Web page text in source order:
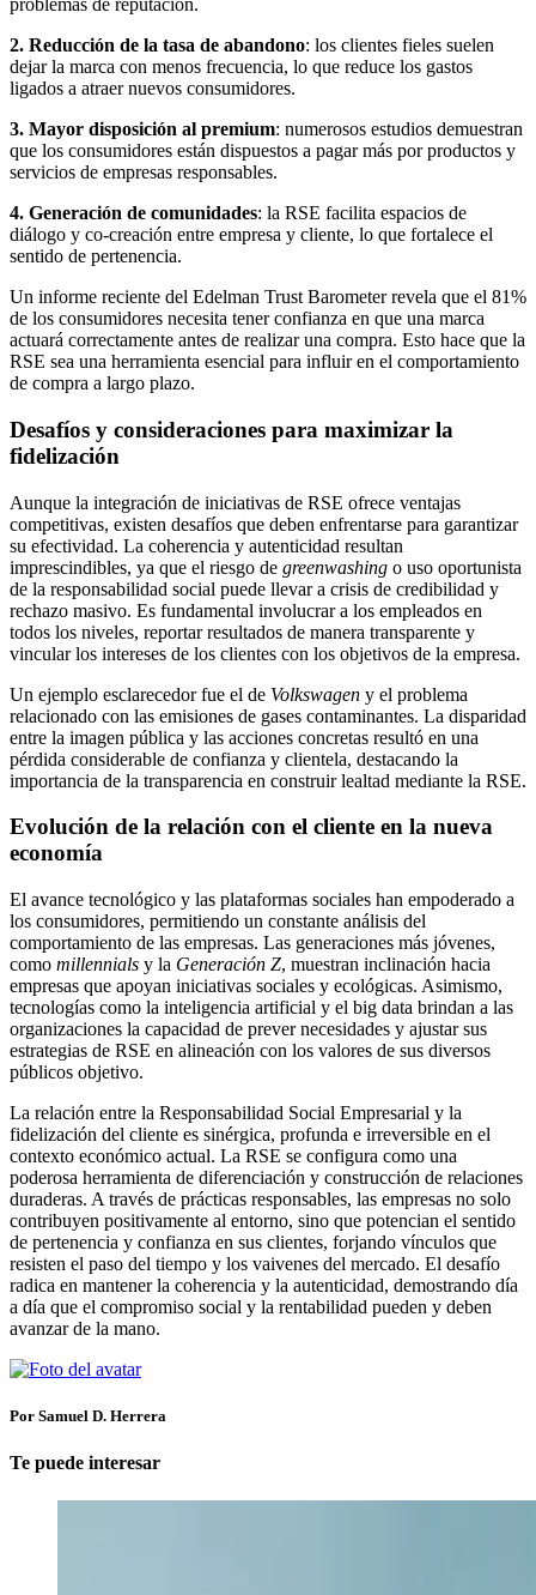
problemas de reputación.
2. Reducción de la tasa de abandono: los clientes fieles suelen
dejar la marca con menos frecuencia, lo que reduce los gastos
ligados a atraer nuevos consumidores.
3. Mayor disposición al premium: numerosos estudios demuestran
que los consumidores están dispuestos a pagar más por productos y
servicios de empresas responsables.
4. Generación de comunidades: la RSE facilita espacios de
diálogo y co-creación entre empresa y cliente, lo que fortalece el
sentido de pertenencia.
Un informe reciente del Edelman Trust Barometer revela que el 81%
de los consumidores necesita tener confianza en que una marca
actuará correctamente antes de realizar una compra. Esto hace que la
RSE sea una herramienta esencial para influir en el comportamiento
de compra a largo plazo.
Desafíos y consideraciones para maximizar la
fidelización
Aunque la integración de iniciativas de RSE ofrece ventajas
competitivas, existen desafíos que deben enfrentarse para garantizar
su efectividad. La coherencia y autenticidad resultan
imprescindibles, ya que el riesgo de greenwashing o uso oportunista
de la responsabilidad social puede llevar a crisis de credibilidad y
rechazo masivo. Es fundamental involucrar a los empleados en
todos los niveles, reportar resultados de manera transparente y
vincular los intereses de los clientes con los objetivos de la empresa.
Un ejemplo esclarecedor fue el de Volkswagen y el problema
relacionado con las emisiones de gases contaminantes. La disparidad
entre la imagen pública y las acciones concretas resultó en una
pérdida considerable de confianza y clientela, destacando la
importancia de la transparencia en construir lealtad mediante la RSE.
Evolución de la relación con el cliente en la nueva
economía
El avance tecnológico y las plataformas sociales han empoderado a
los consumidores, permitiendo un constante análisis del
comportamiento de las empresas. Las generaciones más jóvenes,
como millennials y la Generación Z, muestran inclinación hacia
empresas que apoyan iniciativas sociales y ecológicas. Asimismo,
tecnologías como la inteligencia artificial y el big data brindan a las
organizaciones la capacidad de prever necesidades y ajustar sus
estrategias de RSE en alineación con los valores de sus diversos
públicos objetivo.
La relación entre la Responsabilidad Social Empresarial y la
fidelización del cliente es sinérgica, profunda e irreversible en el
contexto económico actual. La RSE se configura como una
poderosa herramienta de diferenciación y construcción de relaciones
duraderas. A través de prácticas responsables, las empresas no solo
contribuyen positivamente al entorno, sino que potencian el sentido
de pertenencia y confianza en sus clientes, forjando vínculos que
resisten el paso del tiempo y los vaivenes del mercado. El desafío
radica en mantener la coherencia y la autenticidad, demostrando día
a día que el compromiso social y la rentabilidad pueden y deben
avanzar de la mano.
Por Samuel D. Herrera
Te puede interesar